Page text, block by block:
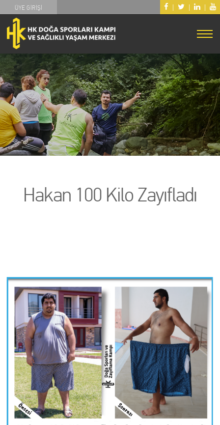
| | |
ÜYE GİRİŞİ
Hakan 100 Kilo Zayıfladı